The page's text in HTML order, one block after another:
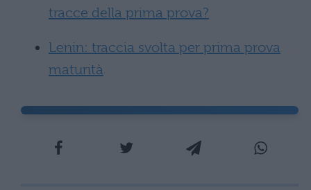
tracce della prima prova?
Lenin: traccia svolta per prima prova
maturità